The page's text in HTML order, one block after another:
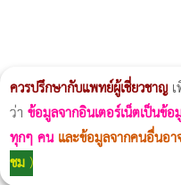
ควรปรึกษากับแพทย์ผู้เชี่ยวชาญเ
ว่า ข้อมูลจากอินเตอร์เน็ตเป็นข้
ทุกๆ คน และข้อมูลจากคนอื่นอ
ชม)